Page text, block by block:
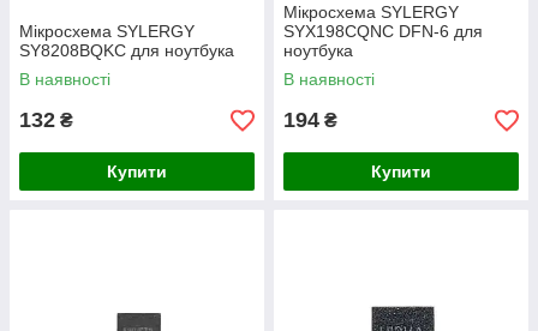
Мікросхема SYLERGY
SY8208BQKC для ноутбука
В наявності
132 ₴
Купити
Мікросхема SYLERGY
SYX198CQNC DFN-6 для
ноутбука
В наявності
194 ₴
Купити